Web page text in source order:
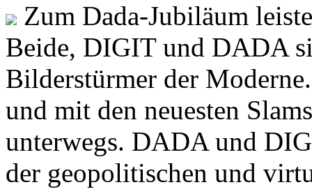
Zum Dada-Jubiläum
Beide, DIGIT und DADA
Bilderstürmer der
und mit den neuesten
unterwegs. DADA und
der geopolitischen und